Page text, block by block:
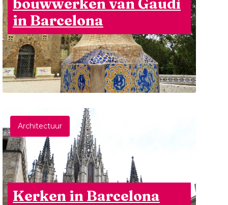
bouwwerken van Gaudí
in Barcelona
Architectuur
Kerken in Barcelona